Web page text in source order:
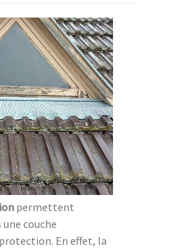
permettent
couche
En effet, la